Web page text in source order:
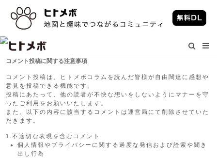
コメント投稿に関する注意事項
コメント投稿は、ヒトメボコラムを読んだ皆様が自由闊達に感想や
意見を投稿できる機能です。
投稿にあたって、他の読者が不快な想いをしないようにマナーを守
ったご利用をお願いいたします。
また、以下の内容に該当するコメントは運営局にて削除させていた
だきます。
1.不適切な表現を含むコメント
個人情報やプライバシーに関する過度な発信および詮索や聞き
出し行為